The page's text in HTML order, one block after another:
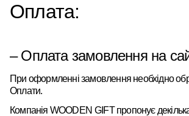
Оплата:
– Оплата замовлення на
При оформленні замовлення необхідно
Оплати.
Компанія WOODEN GIFTпропонує